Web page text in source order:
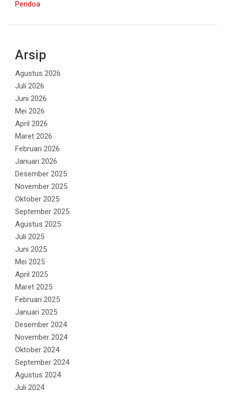
Pendoa
Arsip
Agustus 2026
Juli 2026
Juni 2026
Mei 2026
April 2026
Maret 2026
Februari 2026
Januari 2026
Desember 2025
November 2025
Oktober 2025
September 2025
Agustus 2025
Juli 2025
Juni 2025
Mei 2025
April 2025
Maret 2025
Februari 2025
Januari 2025
Desember 2024
November 2024
Oktober 2024
September 2024
Agustus 2024
Juli 2024